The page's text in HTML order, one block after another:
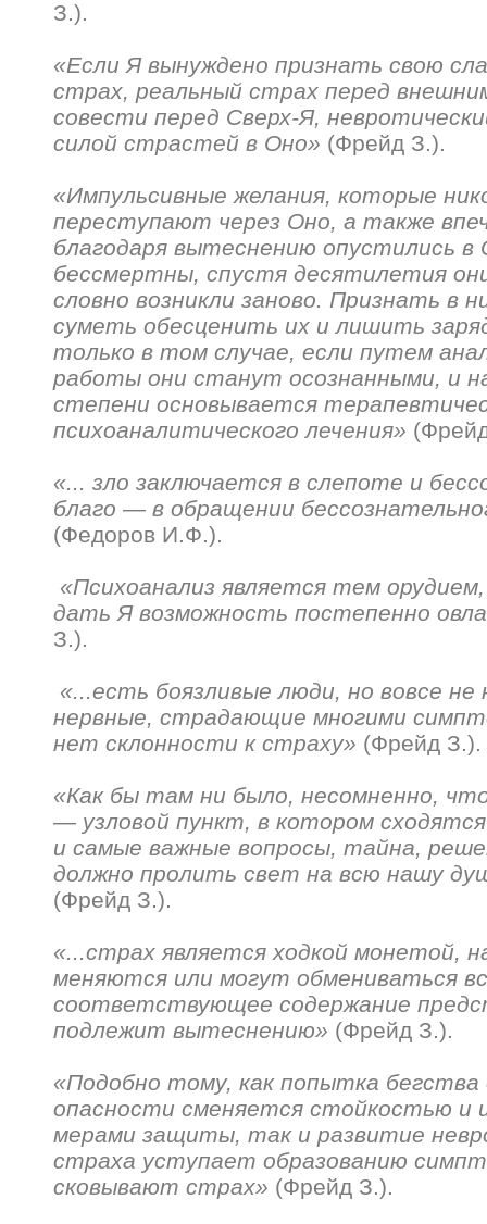
З.).
«Если Я вынуждено признать свою
страх, реальный страх перед
совести перед Сверх-Я,
силой страстей в Оно» (Фрейд З.).
«Импульсивные желания, которые
переступают через Оно, а также
благодаря вытеснению опустились в
бессмертны, спустя десятилетия
словно возникли заново. Признать в
суметь обесценить их и лишить
только в том случае, если путем
работы они станут осознанными, и
степени основывается
психоаналитического лечения»
«... зло заключается в слепоте и
благо — в обращении
(Федоров И.Ф.).
«Психоанализ является тем
дать Я возможность постепенно
З.).
«...есть боязливые люди, но вовсе
нервные, страдающие многими
нет склонности к страху» (Фрейд З.).
«Как бы там ни было, несомненно,
— узловой пункт, в котором
и самые важные вопросы, тайна,
должно пролить свет на всю нашу
(Фрейд З.).
«...страх является ходкой монетой,
меняются или могут обмениваться
соответствующее содержание
подлежит вытеснению» (Фрейд З.).
«Подобно тому, как попытка
опасности сменяется стойкостью и
мерами защиты, так и развитие
страха уступает образованию
сковывают страх» (Фрейд З.).